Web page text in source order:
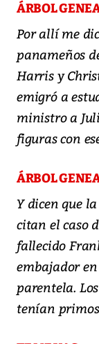
ÁRBOL
Por allí me
panameños
Harris y
emigró a
ministro a
figuras con
ÁRBOL
Y dicen que
citan el caso
fallecido
embajador
parentela.
tenían primos